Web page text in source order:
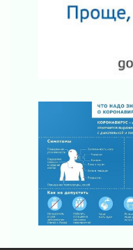
Ленобласть
«Активное лето»
Ленобласть
регионом и
Ладога — не пруд
02 августа 2026
ПСК через
Ленинградской
счетах
02 августа 2026